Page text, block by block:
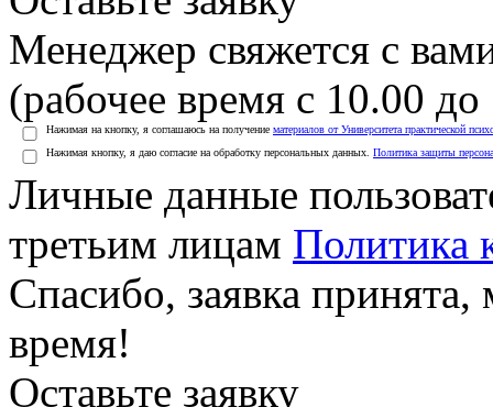
Менеджер свяжется с
(рабочее время с 10.00
Нажимая на кнопку, я соглашаюсь на получение материалов от Университета практической
Нажимая кнопку, я даю согласие на обработку персональных данных. Политика защиты
Личные данные
третьим лицам Политика
Спасибо, заявка
время!
Оставьте заявку